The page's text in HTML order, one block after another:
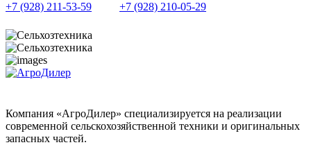
+7 (928) 211-53-59
+7 (928) 210-05-29
Компания «АгроДилер» специализируется на реализации
современной сельскохозяйственной техники и оригинальных
запасных частей.